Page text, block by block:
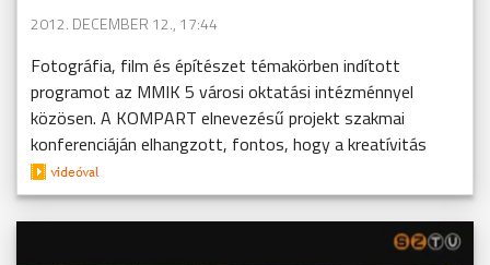
2012. DECEMBER 12., 17:44
Fotográfia, film és építészet témakörben indított
programot az MMIK 5 városi oktatási intézménnyel
közösen. A KOMPART elnevezésű projekt szakmai
konferenciáján elhangzott, fontos, hogy a kreatívitás